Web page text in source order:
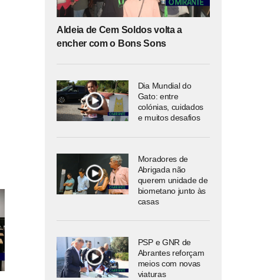
Aldeia de Cem Soldos volta a
encher com o Bons Sons
Dia Mundial do
Gato: entre
colónias, cuidados
e muitos desafios
Moradores de
Abrigada não
querem unidade de
biometano junto às
casas
PSP e GNR de
Abrantes reforçam
meios com novas
viaturas